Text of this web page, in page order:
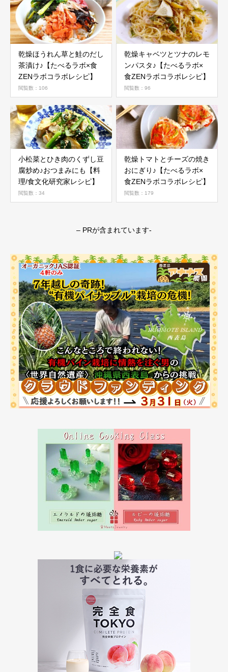
乾燥ほうれん草と鮭のだし
茶漬け♪【たべるラボ×食
ZENラボコラボレシピ】
閲覧数：106
乾燥キャベツとツナのレモ
ンパスタ♪【たべるラボ×
食ZENラボコラボレシピ】
閲覧数：96
小松菜とひき肉のくずし豆
腐炒め♪おつまみにも【料
理/食文化研究家レシピ】
閲覧数：34
乾燥トマトとチーズの焼き
おにぎり♪【たべるラボ×
食ZENラボコラボレシピ】
閲覧数：179
– PRが含まれています-